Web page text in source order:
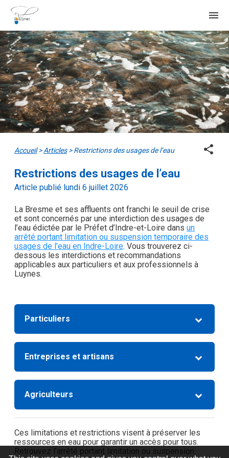
menu
Accueil>Articles>Restrictions des usages de l’eau share
Restrictions des usages de l’eau
Article publié lundi 6 juillet 2026
La Bresme et ses affluents ont franchi le seuil de crise
et sont concernés par une interdiction des usages de
l’eau édictée par le Préfet d’Indre-et-Loire dans un
arrêté portant limitation ou suspension temporaire des
usages de l’eau en Indre-Loire. Vous trouverez ci-
dessous les interdictions et recommandations
applicables aux particuliers et aux professionnels à
Luynes.
Particuliers
Entreprises et artisans
Agriculteurs
Ces limitations et restrictions visent à préserver les
ressources en eau pour garantir un accès pour tous.
Retrouvez l’arrêté portant limitation ou suspension